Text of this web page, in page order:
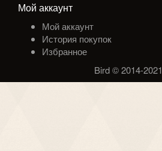
Мой аккаунт
Мой аккаунт
История покупок
Избранное
Bird © 2014-2021